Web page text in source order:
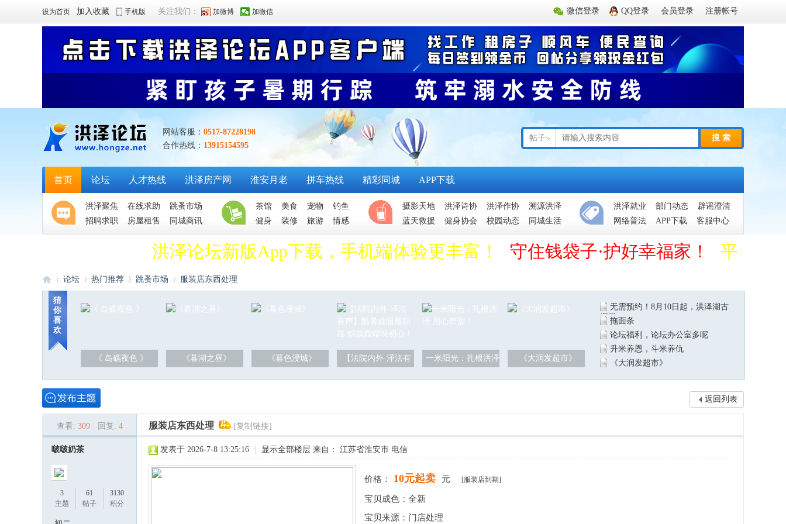
微信登录 QQ登录 会员登录 注册帐号
设为首页 加入收藏 手机版 关注我们： 加微博 加微信
网站客服： 0517-87228198
合作热线： 13915154595
帖子 搜 索
首页 论坛 人才热线 洪泽房产网 淮安月老 拼车热线 精彩同城 APP下载
洪泽聚焦 在线求助
跳蚤市场
招聘求职
房屋租售 同城商讯
茶馆 美食 宠物
钓鱼
健身
装修 旅游 情感
摄影天地 洪泽诗协 洪泽作协
溯源洪泽
蓝天救援
健身协会 校园动态 同城生活
洪泽就业 部门动态
辟谣澄清
网络普法
APP下载 客服中心
洪泽论坛新版App下载，手机端体验更丰富！ 守住钱袋子·护好幸福家！ 平台管
»
论坛 热门推荐 跳蚤市场 服装店东西处理
猜
你
喜
欢
《 岛礁夜色 》 《暮湖之昼》 《暮色浸城》 【法院内外·泽法有 一米阳光：扎根洪泽 《大润发超市》
无需预约！8月10日起，洪泽湖古
堰景拖面条
论坛福利，论坛办公室多呢
升米养恩，斗米养仇
《大润发超市》
返回列表
查看: 309 回复: 4 服装店东西处理 [复制链接]
啵啵奶茶
3
主题
61
帖子
3130
积分
发表于 2026-7-8 13:25:16 显示全部楼层 来自： 江苏省淮安市 电信
价格： 10元起卖 元 [服装店到期]
宝贝成色：全新
宝贝来源：门店处理